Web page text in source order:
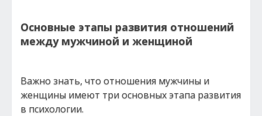
Основные этапы развития отношений
между мужчиной и женщиной
Важно знать, что отношения мужчины и
женщины имеют три основных этапа развития
в психологии.